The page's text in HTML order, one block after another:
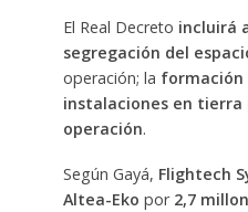
El Real Decreto incluirá
segregación del
operación; la formación
instalaciones en tierra
operación.
Según Gayá, Flightech
Altea-Eko por 2,7